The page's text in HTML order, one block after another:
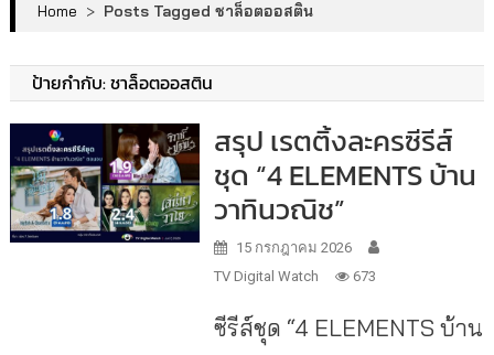
Home > Posts Tagged ชาล็อตออสติน
ป้ายกำกับ:ชาล็อตออสติน
สรุป เรตติ้งละครซีรีส์
ชุด “4 ELEMENTS บ้าน
วาทินวณิช”
15 กรกฎาคม 2026
TV Digital Watch
673
ซีรีส์ชุด “4 ELEMENTS บ้าน